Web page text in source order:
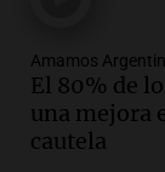
tras
Episodios
Amamos
El 80% de
una mejora
cautela